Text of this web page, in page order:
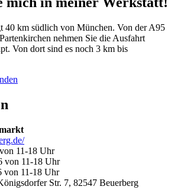
40 km südlich von München. Von der A95
nehmen Sie die Ausfahrt
Von dort sind es noch 3 km bis
11-18 Uhr
von 11-18 Uhr
von 11-18 Uhr
Str. 7, 82547 Beuerberg